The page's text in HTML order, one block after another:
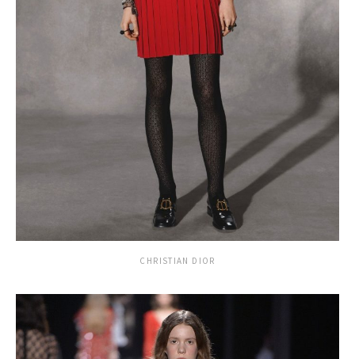
CHRISTIAN DIOR